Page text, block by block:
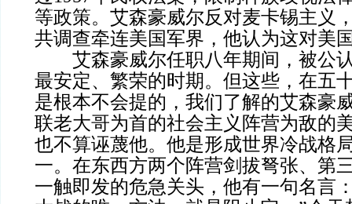
等政策。艾森豪威尔反对麦卡锡主义
共调查牵连美国军界，他认为这对美
艾森豪威尔任职八年期间，被公
最安定、繁荣的时期。但这些，在五
是根本不会提的，我们了解的艾森豪
联老大哥为首的社会主义阵营为敌
也不算诬蔑他。他是形成世界冷战格
一。在东西方两个阵营剑拔弩张、第
一触即发的危急关头，他有一句名言